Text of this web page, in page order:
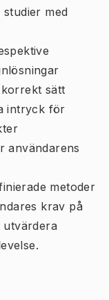
med
sätt
intryck för
användarens
metoder
krav på